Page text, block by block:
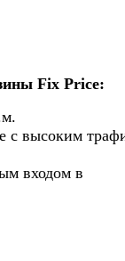
Fix Price:
с высоким
входом в